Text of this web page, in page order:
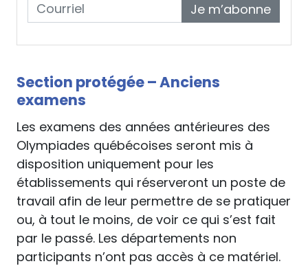
Je m’abonne
Section protégée – Anciens
examens
Les examens des années antérieures des
Olympiades québécoises seront mis à
disposition uniquement pour les
établissements qui réserveront un poste de
travail afin de leur permettre de se pratiquer
ou, à tout le moins, de voir ce qui s’est fait
par le passé. Les départements non
participants n’ont pas accès à ce matériel.